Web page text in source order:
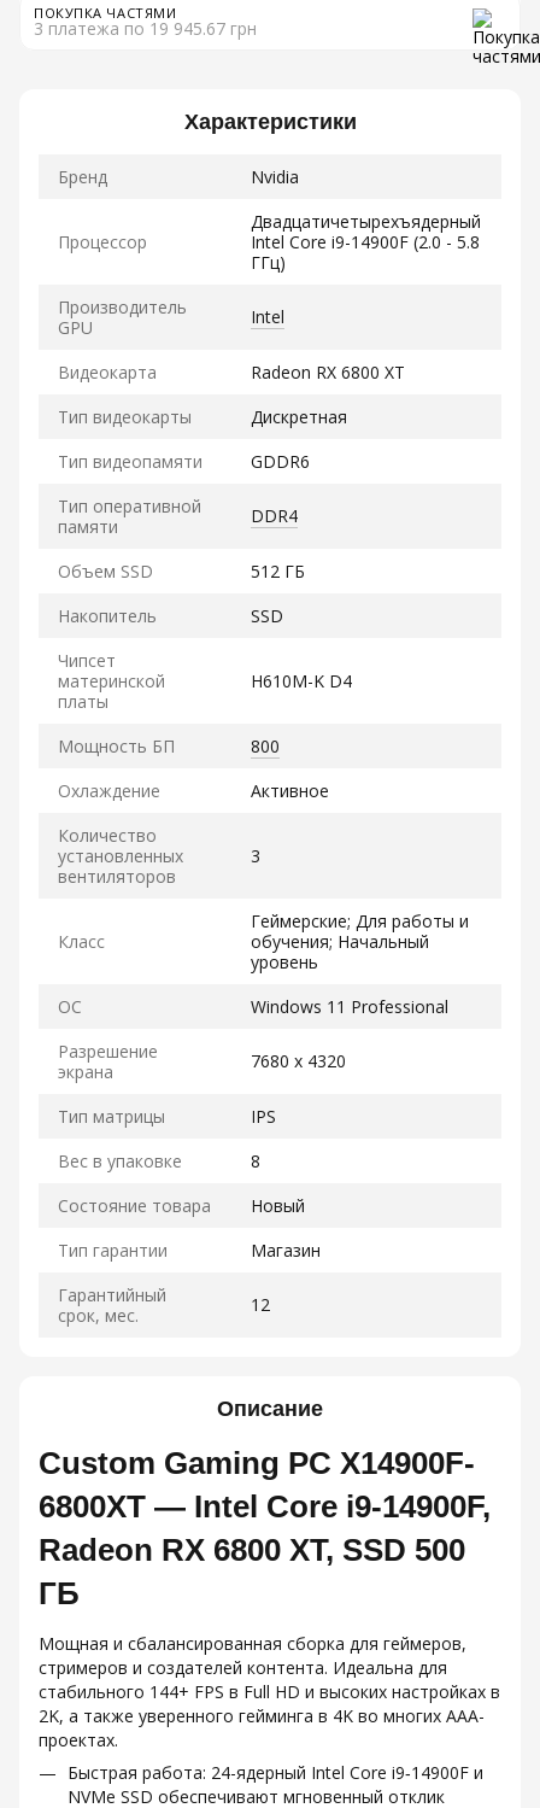
ПОКУПКА ЧАСТЯМИ
3 платежа по 19 945.67 грн
Характеристики
Бренд Nvidia
Процессор
Двадцатичетырехъядерный
Intel Core i9-14900F (2.0 - 5.8
ГГц)
Производитель
GPU
Intel
Видеокарта
Radeon RX 6800 XT
Тип видеокарты
Дискретная
Тип видеопамяти
GDDR6
Тип оперативной
памяти
DDR4
Объем SSD
512 ГБ
Накопитель
SSD
Чипсет
материнской
платы
H610M-K D4
Мощность БП
800
Охлаждение
Активное
Количество
установленных
вентиляторов
3
Класс
Геймерские; Для работы и
обучения; Начальный
уровень
ОС
Windows 11 Professional
Разрешение
экрана
7680 x 4320
Тип матрицы
IPS
Вес в упаковке
8
Состояние товара
Новый
Тип гарантии
Магазин
Гарантийный
срок, мес.
12
Описание
Custom Gaming PC X14900F-
6800XT — Intel Core i9‑14900F,
Radeon RX 6800 XT, SSD 500
ГБ
Мощная и сбалансированная сборка для геймеров,
стримеров и создателей контента. Идеальна для
стабильного 144+ FPS в Full HD и высоких настройках в
2K, а также уверенного гейминга в 4K во многих ААА-
проектах.
Быстрая работа: 24-ядерный Intel Core i9‑14900F и
NVMe SSD обеспечивают мгновенный отклик